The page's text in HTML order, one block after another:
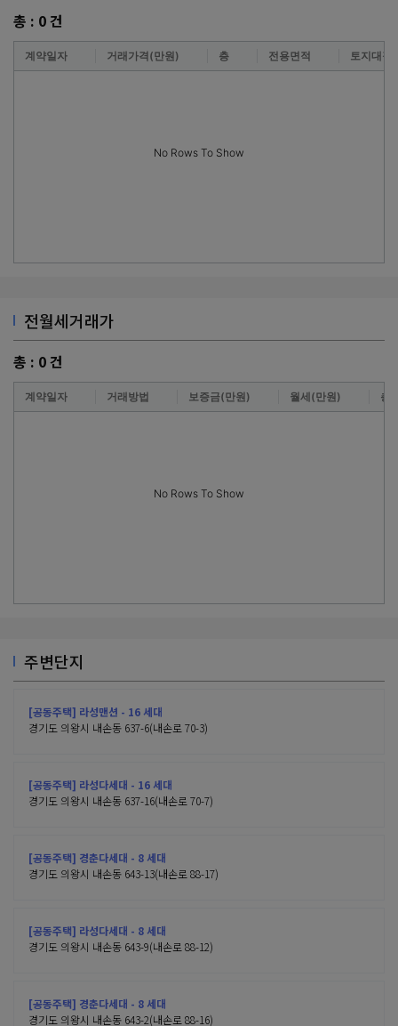
총 : 0건
계약일자 거래가격(만원) 층 전용면적 토지대장
No Rows To Show
전월세거래가
총 : 0건
계약일자 거래방법 보증금(만원) 월세(만원) 층
No Rows To Show
주변단지
[공동주택] 라성맨션 - 16 세대
경기도 의왕시 내손동 637-6(내손로 70-3)
[공동주택] 라성다세대 - 16 세대
경기도 의왕시 내손동 637-16(내손로 70-7)
[공동주택] 경춘다세대 - 8 세대
경기도 의왕시 내손동 643-13(내손로 88-17)
[공동주택] 라성다세대 - 8 세대
경기도 의왕시 내손동 643-9(내손로 88-12)
[공동주택] 경춘다세대 - 8 세대
경기도 의왕시 내손동 643-2(내손로 88-16)